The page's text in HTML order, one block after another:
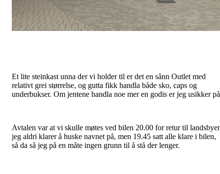
Et lite steinkast unna der vi holder til er det en sånn Outlet med
relativt grei størrelse, og gutta fikk handla både sko, caps og
underbukser. Om jentene handla noe mer en godis er jeg usikker
Avtalen var at vi skulle møtes ved bilen 20.00 for retur til
jeg aldri klarer å huske navnet på, men 19.45 satt alle klare i bilen,
så da så jeg på en måte ingen grunn til å stå der lenger.